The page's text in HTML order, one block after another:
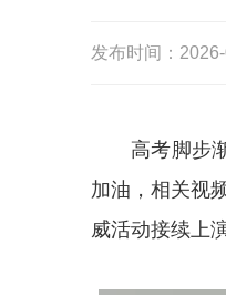
发布时间：
高考脚步
加油，相关视
威活动接续上